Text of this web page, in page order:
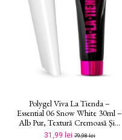
Polygel Viva La Tienda –
Essential 06 Snow White 30ml –
Alb Pur, Textură Cremoasă Și...
31,99 lei79,98 lei